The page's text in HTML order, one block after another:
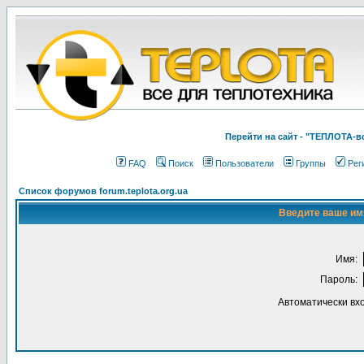
Перейти на cайт -
FAQ Поиск Пользователи Группы
Список форумов forum.teplota.org.ua
Введите ваше
Имя:
Пароль:
Автоматически